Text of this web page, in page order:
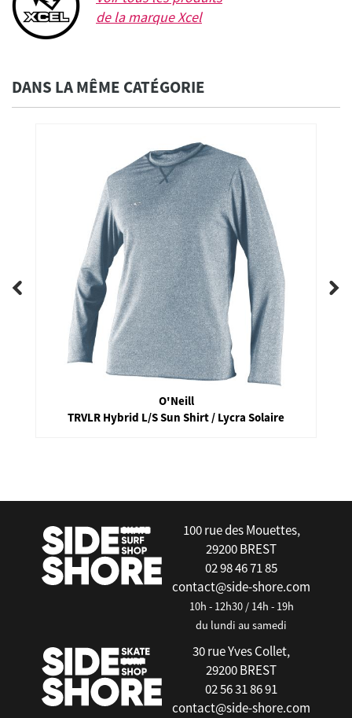
de la marqueXcel
DANS LA MÊME CATÉGORIE
O'Neill
TRVLR Hybrid L/S Sun Shirt / Lycra Solaire
100 rue des Mouettes,
29200 BREST
02 98 46 71 85
contact@side-shore.com
10h - 12h30 / 14h - 19h
du lundi au samedi
30 rue Yves Collet,
29200 BREST
02 56 31 86 91
contact@side-shore.com